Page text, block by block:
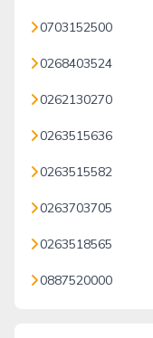
0703152500
0268403524
0262130270
0263515636
0263515582
0263703705
0263518565
0887520000